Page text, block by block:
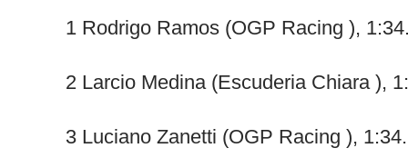
1 Rodrigo Ramos (OGP Racing ),
2 Larcio Medina (Escuderia Chiara ),
3 Luciano Zanetti (OGP Racing ),